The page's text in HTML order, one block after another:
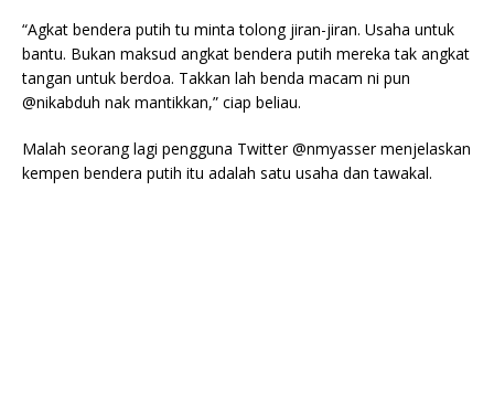
“Agkat bendera putih tu minta tolong jiran-jiran. Usaha untuk
bantu. Bukan maksud angkat bendera putih mereka tak angkat
tangan untuk berdoa. Takkan lah benda macam ni pun
@nikabduh nak mantikkan,” ciap beliau.
Malah seorang lagi pengguna Twitter @nmyasser menjelaskan
kempen bendera putih itu adalah satu usaha dan tawakal.